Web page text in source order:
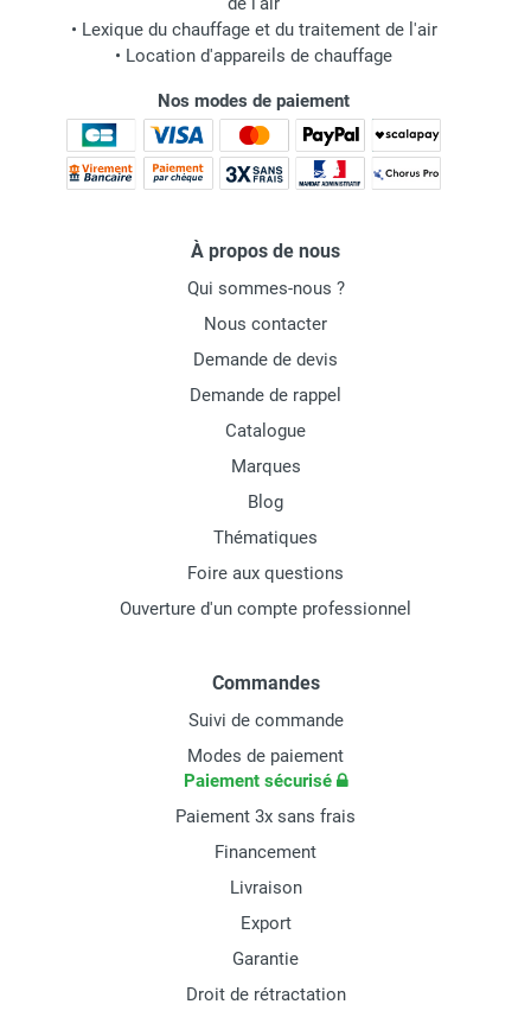
• Lexique du chauffage et du traitement de l'air
• Location d'appareils de chauffage
Nos modes de paiement
À propos de nous
Qui sommes-nous ?
Nous contacter
Demande de devis
Demande de rappel
Catalogue
Marques
Blog
Thématiques
Foire aux questions
Ouverture d'un compte professionnel
Commandes
Suivi de commande
Modes de paiement
Paiement sécurisé
Paiement 3x sans frais
Financement
Livraison
Export
Garantie
Droit de rétractation